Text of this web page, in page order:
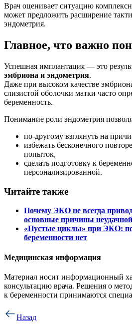
Врач оценивает ситуацию
может предложить расширение
эндометрия.
Главное, что важно
Успешная имплантация — это
эмбриона и эндометрия.
Даже при высоком качестве
слизистой оболочки матки часто
беременность.
Понимание роли эндометрия
по-другому взглянуть на
избежать бесконечного
попыток,
сделать подготовку к
персонализированной.
Читайте также
Почему ЭКО не всегда
основные причины
«Пустые циклы» при ЭКО:
беременности нет
Медицинская информация
Материал носит информационный
консультацию врача. Решения о
к беременности принимаются
Назад